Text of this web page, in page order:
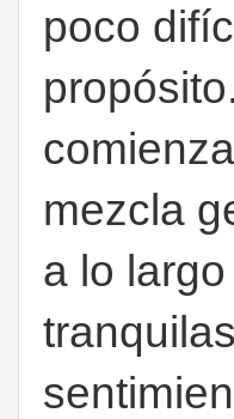
poco
mezcla
a lo